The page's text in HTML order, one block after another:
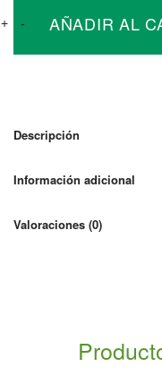
-Solar
cantidad
+ AÑADIR AL
Descripción
Información adicional
Valoraciones (0)